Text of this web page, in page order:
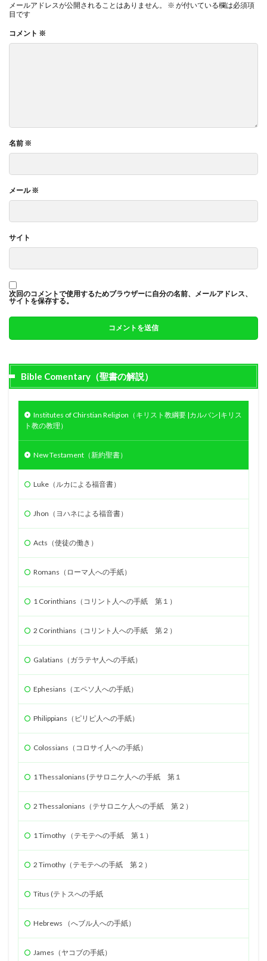
メールアドレスが公開されることはありません。 ※ が付いている欄は必須項
目です
コメント ※
名前 ※
メール※
サイト
次回のコメントで使用するためブラウザーに自分の名前、メールアドレス、
サイトを保存する。
Bible Comentary（聖書の解説）
Institutes of Chirstian Religion（キリスト教綱要 |カルバン|キリス
ト教の教理）
New Testament（新約聖書）
Luke（ルカによる福音書）
Jhon（ヨハネによる福音書）
Acts（使徒の働き）
Romans（ローマ人への手紙）
1 Corinthians（コリント人への手紙 第１）
2 Corinthians（コリント人への手紙 第２）
Galatians（ガラテヤ人への手紙）
Ephesians（エペソ人への手紙）
Philippians（ピリピ人への手紙）
Colossians（コロサイ人への手紙）
1 Thessalonians (テサロニケ人への手紙 第１
2 Thessalonians（テサロニケ人への手紙 第２）
1 Timothy （テモテへの手紙 第１）
2 Timothy（テモテへの手紙 第２）
Titus (テトスへの手紙
Hebrews （へブル人への手紙）
James（ヤコブの手紙）